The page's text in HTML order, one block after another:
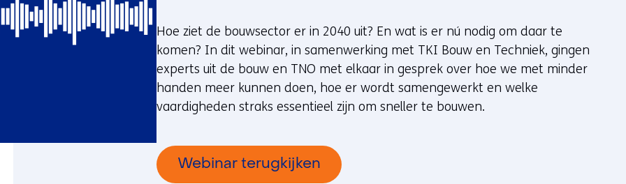
Hoe ziet de bouwsector er in 2040 uit? En wat is er nú nodig om daar te
komen? In dit webinar, in samenwerking met TKI Bouw en Techniek, gingen
experts uit de bouw en TNO met elkaar in gesprek over hoe we met minder
handen meer kunnen doen, hoe er wordt samengewerkt en welke
vaardigheden straks essentieel zijn om sneller te bouwen.
Webinar terugkijken